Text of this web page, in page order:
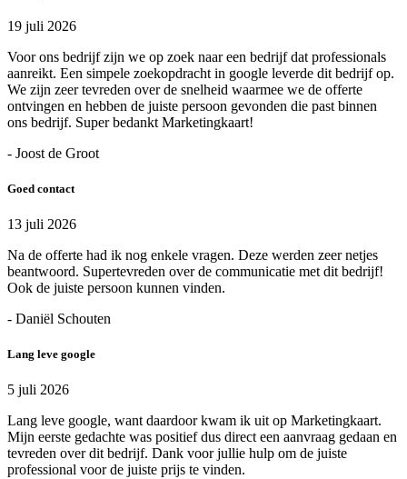
19 juli 2026
Voor ons bedrijf zijn we op zoek naar een bedrijf dat professionals
aanreikt. Een simpele zoekopdracht in google leverde dit bedrijf op.
We zijn zeer tevreden over de snelheid waarmee we de offerte
ontvingen en hebben de juiste persoon gevonden die past binnen
ons bedrijf. Super bedankt Marketingkaart!
- Joost de Groot
Goed contact
13 juli 2026
Na de offerte had ik nog enkele vragen. Deze werden zeer netjes
beantwoord. Supertevreden over de communicatie met dit bedrijf!
Ook de juiste persoon kunnen vinden.
- Daniël Schouten
Lang leve google
5 juli 2026
Lang leve google, want daardoor kwam ik uit op Marketingkaart.
Mijn eerste gedachte was positief dus direct een aanvraag gedaan en
tevreden over dit bedrijf. Dank voor jullie hulp om de juiste
professional voor de juiste prijs te vinden.